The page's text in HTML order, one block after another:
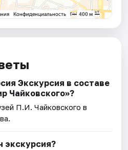
Экскурсия в составе
Чайковского»?
П.И. Чайковского в
экскурсия?